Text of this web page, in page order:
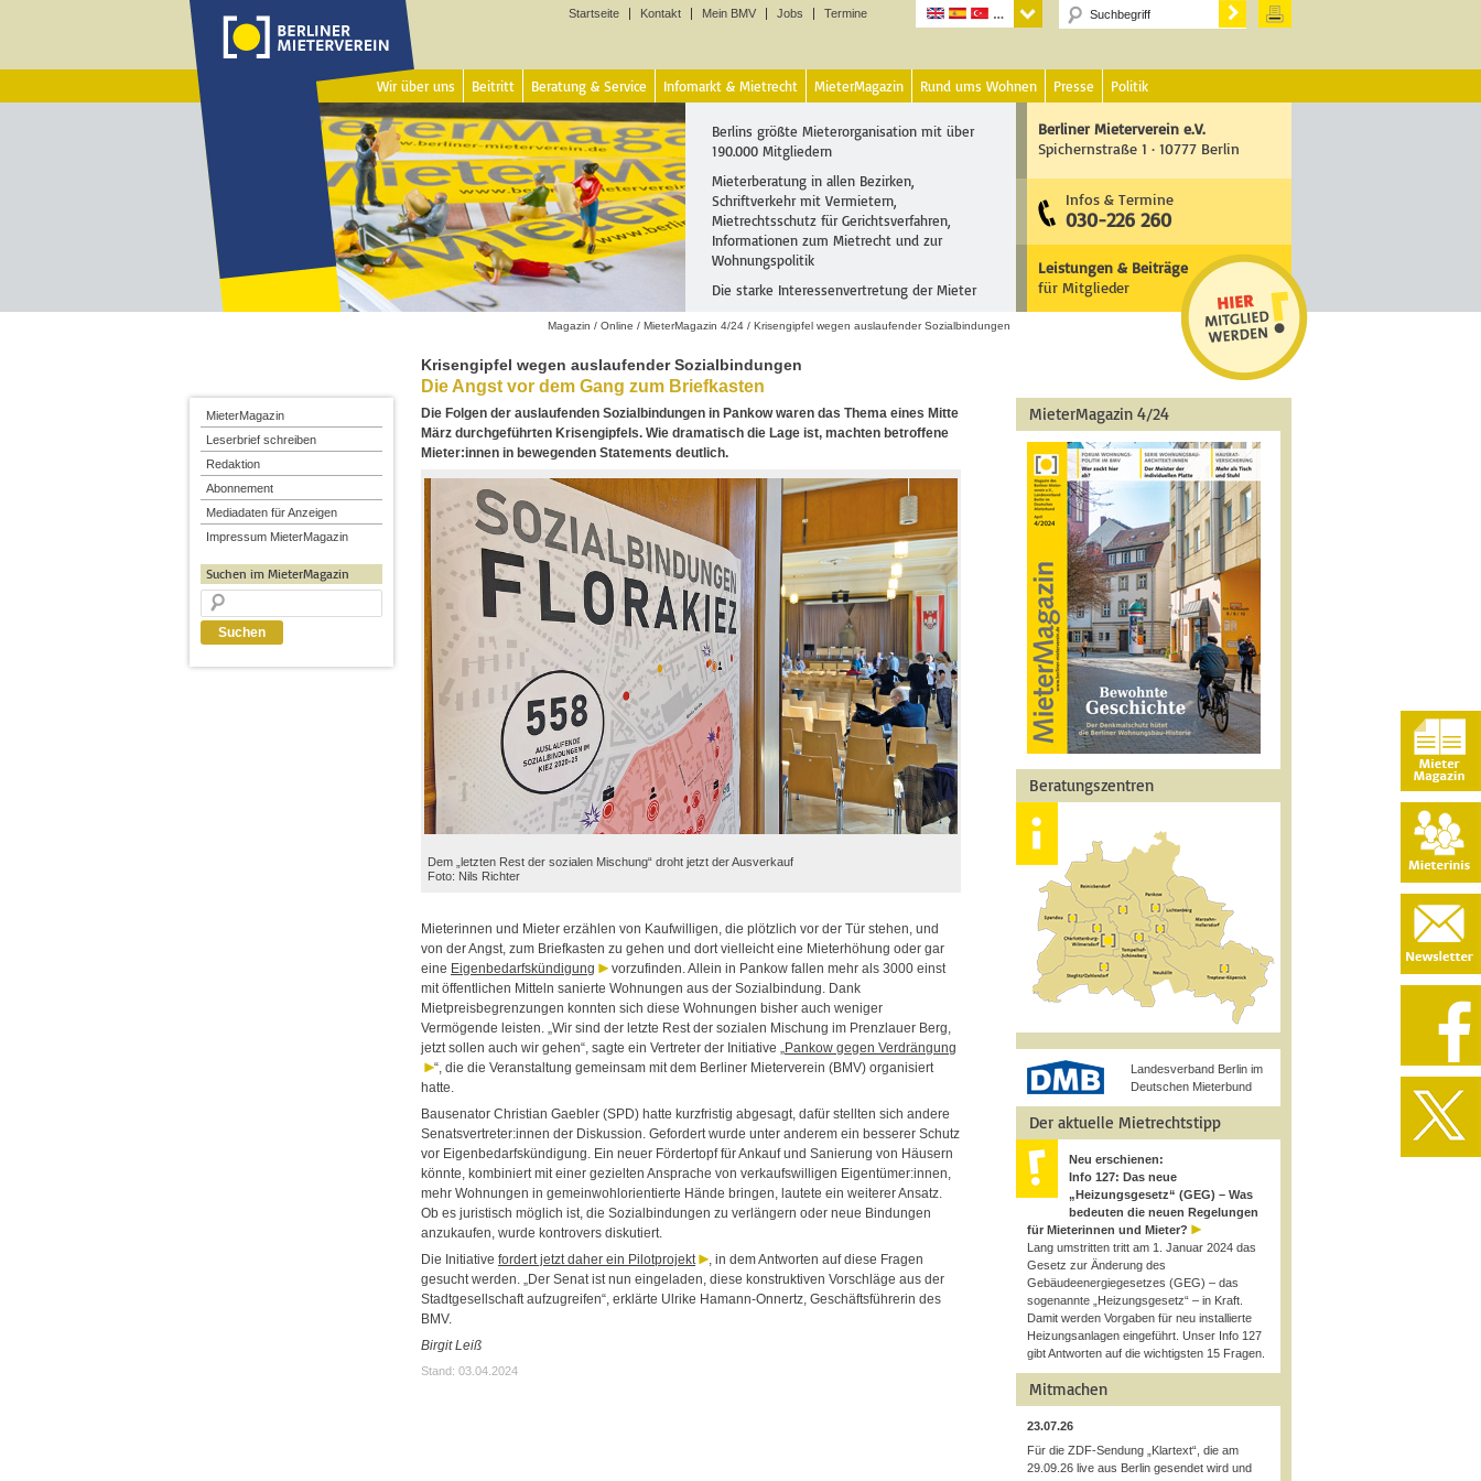
Startseite Kontakt Mein BMV Jobs Termine
Wir über uns Beitritt Beratung & Service Infomarkt & Mietrecht MieterMagazin Rund ums Wohnen Presse Politik
Berlins größte Mieterorganisation mit über
190.000 Mitgliedern
Mieterberatung in allen Bezirken,
Schriftverkehr mit Vermietern,
Mietrechtsschutz für Gerichtsverfahren,
Informationen zum Mietrecht und zur
Wohnungspolitik
Die starke Interessenvertretung der Mieter
Berliner Mieterverein e.V.
Spichernstraße 1 · 10777 Berlin
Infos & Termine
030-226 260
Leistungen & Beiträge
für Mitglieder
Magazin / Online / MieterMagazin 4/24 / Krisengipfel wegen auslaufender Sozialbindungen
Krisengipfel wegen auslaufender Sozialbindungen
Die Angst vor dem Gang zum Briefkasten
Die Folgen der auslaufenden Sozialbindungen in Pankow waren das Thema eines Mitte
März durchgeführten Krisengipfels. Wie dramatisch die Lage ist, machten betroffene
Mieter:innen in bewegenden Statements deutlich.
Dem „letzten Rest der sozialen Mischung“ droht jetzt der Ausverkauf
Foto: Nils Richter
Mieterinnen und Mieter erzählen von Kaufwilligen, die plötzlich vor der Tür stehen, und
von der Angst, zum Briefkasten zu gehen und dort vielleicht eine Mieterhöhung oder gar
eine Eigenbedarfskündigung
vorzufinden. Allein in Pankow fallen mehr als 3000 einst
mit öffentlichen Mitteln sanierte Wohnungen aus der Sozialbindung. Dank
Mietpreisbegrenzungen konnten sich diese Wohnungen bisher auch weniger
Vermögende leisten. „Wir sind der letzte Rest der sozialen Mischung im Prenzlauer Berg,
jetzt sollen auch wir gehen“, sagte ein Vertreter der Initiative „Pankow gegen Verdrängung
“, die die Veranstaltung gemeinsam mit dem Berliner Mieterverein (BMV) organisiert
hatte.
Bausenator Christian Gaebler (SPD) hatte kurzfristig abgesagt, dafür stellten sich andere
Senatsvertreter:innen der Diskussion. Gefordert wurde unter anderem ein besserer Schutz
vor Eigenbedarfskündigung. Ein neuer Fördertopf für Ankauf und Sanierung von Häusern
könnte, kombiniert mit einer gezielten Ansprache von verkaufswilligen Eigentümer:innen,
mehr Wohnungen in gemeinwohlorientierte Hände bringen, lautete ein weiterer Ansatz.
Ob es juristisch möglich ist, die Sozialbindungen zu verlängern oder neue Bindungen
anzukaufen, wurde kontrovers diskutiert.
Die Initiative fordert jetzt daher ein Pilotprojekt
, in dem Antworten auf diese Fragen
gesucht werden. „Der Senat ist nun eingeladen, diese konstruktiven Vorschläge aus der
Stadtgesellschaft aufzugreifen“, erklärte Ulrike Hamann-Onnertz, Geschäftsführerin des
BMV.
Birgit Leiß
Stand: 03.04.2024
MieterMagazin 4/24
Beratungszentren
Landesverband Berlin im
Deutschen Mieterbund
Der aktuelle Mietrechtstipp
Neu erschienen:
Info 127: Das neue
„Heizungsgesetz“ (GEG) – Was
bedeuten die neuen Regelungen
für Mieterinnen und Mieter?
Lang umstritten tritt am 1. Januar 2024 das
Gesetz zur Änderung des
Gebäudeenergiegesetzes (GEG) – das
sogenannte „Heizungsgesetz“ – in Kraft.
Damit werden Vorgaben für neu installierte
Heizungsanlagen eingeführt. Unser Info 127
gibt Antworten auf die wichtigsten 15 Fragen.
Mitmachen
23.07.26
Für die ZDF-Sendung „Klartext“, die am
29.09.26 live aus Berlin gesendet wird und
MieterMagazin
Leserbrief schreiben
Redaktion
Abonnement
Mediadaten für Anzeigen
Impressum MieterMagazin
Suchen im MieterMagazin